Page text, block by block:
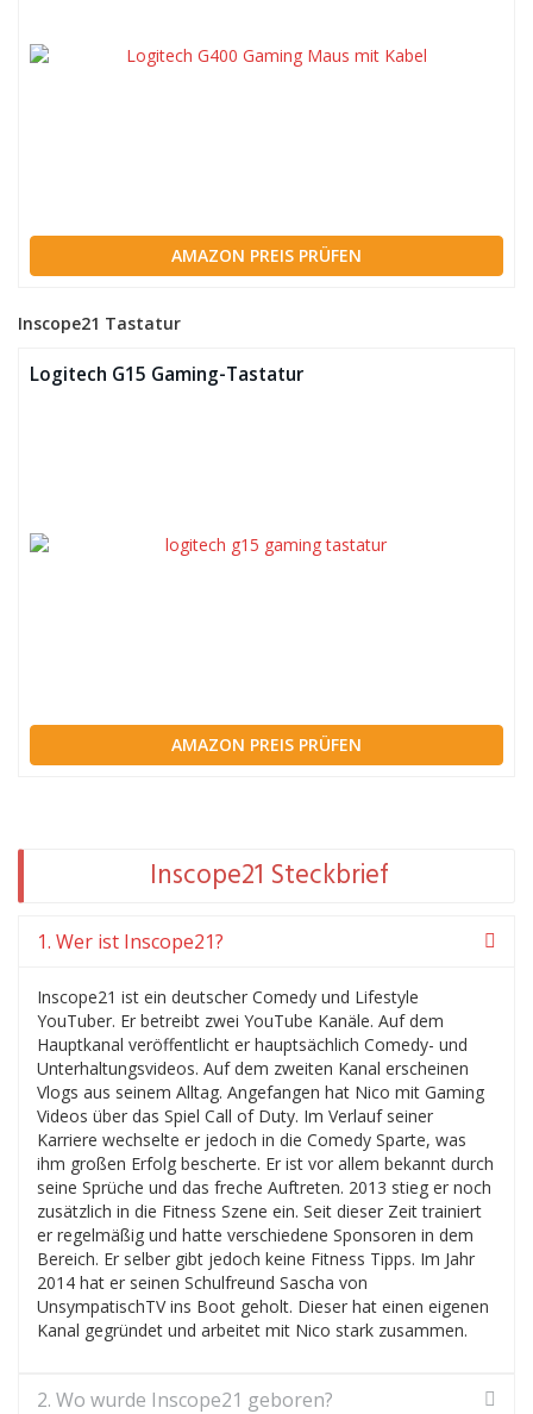
AMAZON PREIS PRÜFEN
Inscope21 Tastatur
Logitech G15 Gaming-Tastatur
AMAZON PREIS PRÜFEN
Inscope21 Steckbrief
1. Wer ist Inscope21?
Inscope21 ist ein deutscher Comedy und Lifestyle
YouTuber. Er betreibt zwei YouTube Kanäle. Auf dem
Hauptkanal veröffentlicht er hauptsächlich Comedy- und
Unterhaltungsvideos. Auf dem zweiten Kanal erscheinen
Vlogs aus seinem Alltag. Angefangen hat Nico mit Gaming
Videos über das Spiel Call of Duty. Im Verlauf seiner
Karriere wechselte er jedoch in die Comedy Sparte, was
ihm großen Erfolg bescherte. Er ist vor allem bekannt durch
seine Sprüche und das freche Auftreten. 2013 stieg er noch
zusätzlich in die Fitness Szene ein. Seit dieser Zeit trainiert
er regelmäßig und hatte verschiedene Sponsoren in dem
Bereich. Er selber gibt jedoch keine Fitness Tipps. Im Jahr
2014 hat er seinen Schulfreund Sascha von
UnsympatischTV ins Boot geholt. Dieser hat einen eigenen
Kanal gegründet und arbeitet mit Nico stark zusammen.
2. Wo wurde Inscope21 geboren?